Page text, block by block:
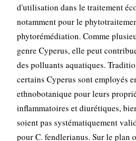
d'utilisation dans le traitement
notamment pour le
phytorémédiation. Comme
genre Cyperus, elle peut
des polluants aquatiques.
certains Cyperus sont employés
ethnobotanique pour leurs
inflammatoires et diurétiques,
soient pas systématiquement
pour C. fendlerianus. Sur le plan